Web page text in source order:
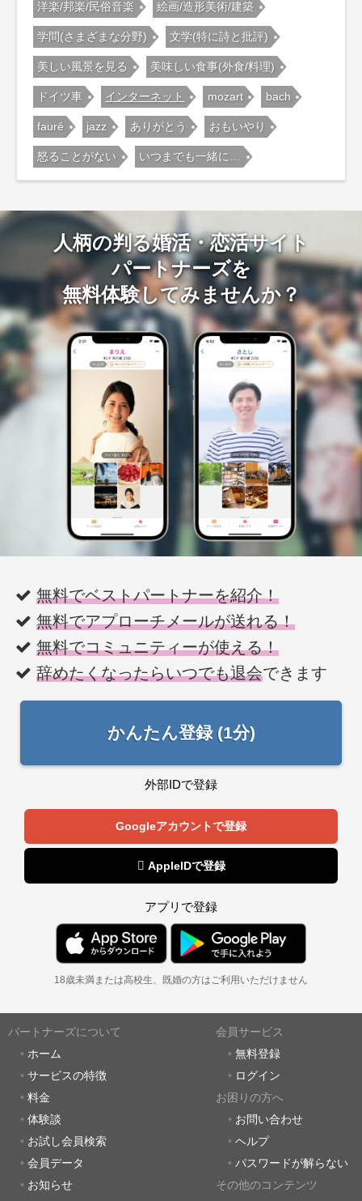
洋楽/邦楽/民俗音楽 絵画/造形美術/建築
学問(さまざまな分野) 文学(特に詩と批評)
美しい風景を見る 美味しい食事(外食/料理)
ドイツ車 インターネット mozart bach
fauré jazz ありがとう おもいやり
怒ることがない いつまでも一緒に…
人柄の判る婚活・恋活サイト
パートナーズを
無料体験してみませんか？
無料でベストパートナーを紹介！
無料でアプローチメールが送れる！
無料でコミュニティーが使える！
辞めたくなったらいつでも退会できます
かんたん登録 (1分)
外部IDで登録
Googleアカウントで登録
 AppleIDで登録
アプリで登録
18歳未満または高校生、既婚の方はご利用いただけません
パートナーズについて
ホーム
サービスの特徴
料金
体験談
お試し会員検索
会員データ
お知らせ
会員サービス
無料登録
ログイン
お困りの方へ
お問い合わせ
ヘルプ
パスワードが解らない
その他のコンテンツ